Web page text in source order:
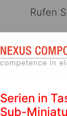
Rufen
Serien in
Sub-